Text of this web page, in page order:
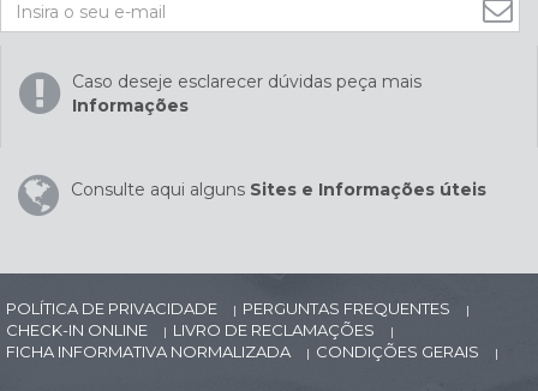
Caso deseje esclarecer dúvidas peça mais
Informações
Consulte aqui alguns Sites e Informações úteis
POLÍTICA DE PRIVACIDADE | PERGUNTAS FREQUENTES |
CHECK-IN ONLINE | LIVRO DE RECLAMAÇÕES |
FICHA INFORMATIVA NORMALIZADA | CONDIÇÕES GERAIS |